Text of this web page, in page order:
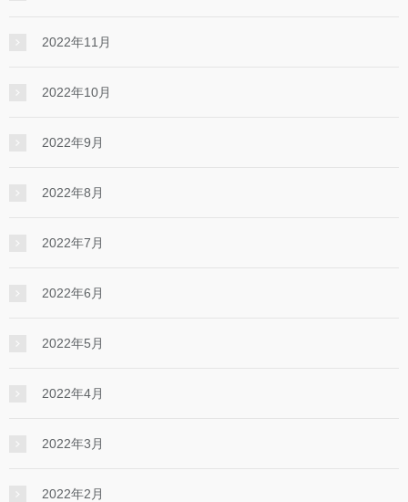
2022年11月
2022年10月
2022年9月
2022年8月
2022年7月
2022年6月
2022年5月
2022年4月
2022年3月
2022年2月